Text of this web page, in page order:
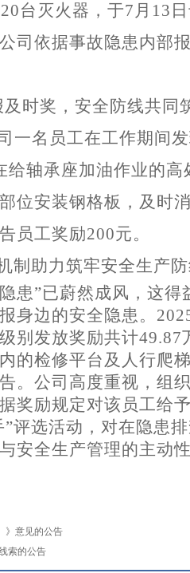
20台灭火器，于7 月 13
公司 依据事故隐患内部
时奖，安全防线共同
一名员工在工作期间
给轴承座加油作业的高
位安装钢格板，及时
员工奖励200元。
制助力筑牢安全生产
患”已蔚然成风，这
身边的安全隐患。
别发放奖励共计49.87
的检修平台及人行爬
。 公司高度重视，组
奖励规定对该员工给予
评选活动，对在隐患
安全生产管理的主动
》意见的公告
索的公告